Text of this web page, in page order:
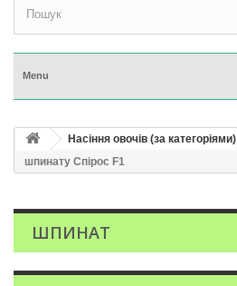
Menu
Насіння овочів (за категоріями)
шпинату Спірос F1
ШПИНАТ